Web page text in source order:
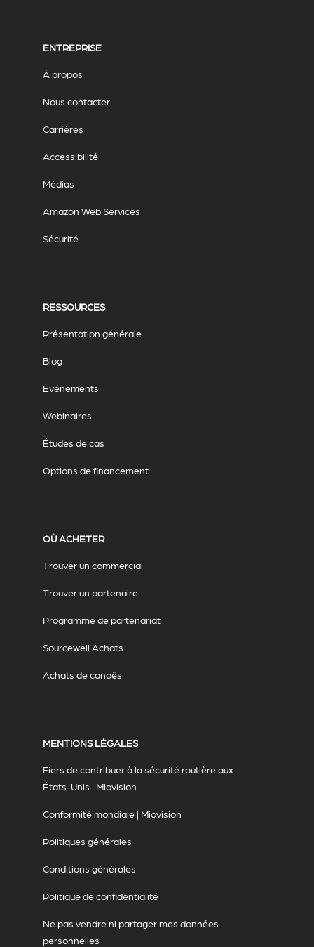
ENTREPRISE
À propos
Nous contacter
Carrières
Accessibilité
Médias
Amazon Web Services
Sécurité
RESSOURCES
Présentation générale
Blog
Événements
Webinaires
Études de cas
Options de financement
OÙ ACHETER
Trouver un commercial
Trouver un partenaire
Programme de partenariat
Sourcewell Achats
Achats de canoës
MENTIONS LÉGALES
Fiers de contribuer à la sécurité routière aux
États-Unis | Miovision
Conformité mondiale | Miovision
Politiques générales
Conditions générales
Politique de confidentialité
Ne pas vendre ni partager mes données
personnelles